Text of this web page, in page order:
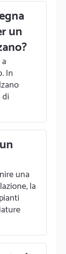
un
In
una
la